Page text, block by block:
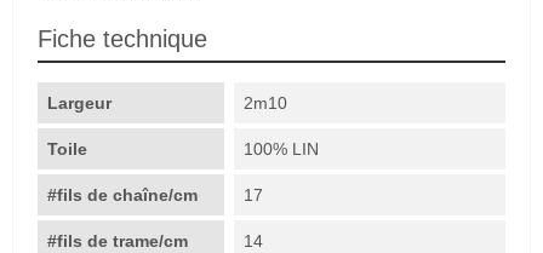
Fiche technique
Largeur 2m10
Toile 100% LIN
#fils de chaîne/cm 17
#fils de trame/cm 14